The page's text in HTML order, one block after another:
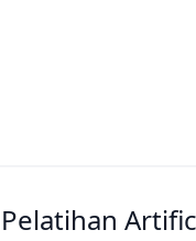
Pelatihan